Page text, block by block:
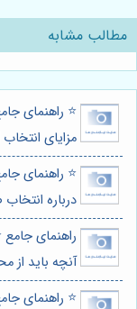
مطالب مشابه
مزایای
درباره
راهنمای
آنچه باید از